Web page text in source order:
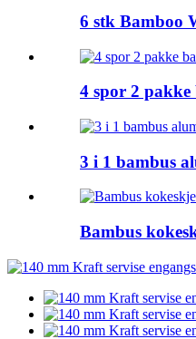
6 stk Bamboo
4 spor 2
3 i 1 bambus
Bambus